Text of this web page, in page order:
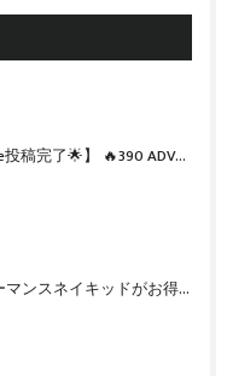
【🌟本日のYouTube投稿完了🌟】 🔥390 ADVENTURE R × KTM山形 オリジナルデカール仕様誕生🔥
🔥KTMハイパフォーマンスネイキッドがお得に手に入るチャンス🔥